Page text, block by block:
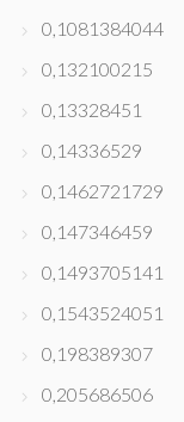
0,1081384044
0,132100215
0,13328451
0,14336529
0,1462721729
0,147346459
0,1493705141
0,1543524051
0,198389307
0,205686506